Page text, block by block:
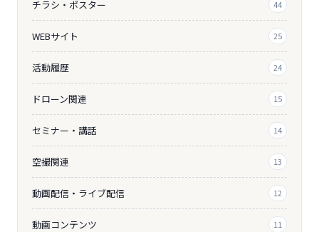
チラシ・ポスター 44
WEBサイト 25
活動履歴 24
ドローン関連 15
セミナー・講話 14
空撮関連 13
動画配信・ライブ配信 12
動画コンテンツ 11